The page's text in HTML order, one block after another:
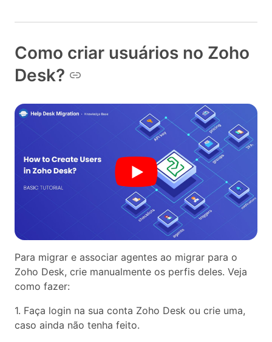
Como criar usuários no Zoho
Desk?
Para migrar e associar agentes ao migrar para o
Zoho Desk, crie manualmente os perfis deles. Veja
como fazer:
1. Faça login na sua conta Zoho Desk ou crie uma,
caso ainda não tenha feito.